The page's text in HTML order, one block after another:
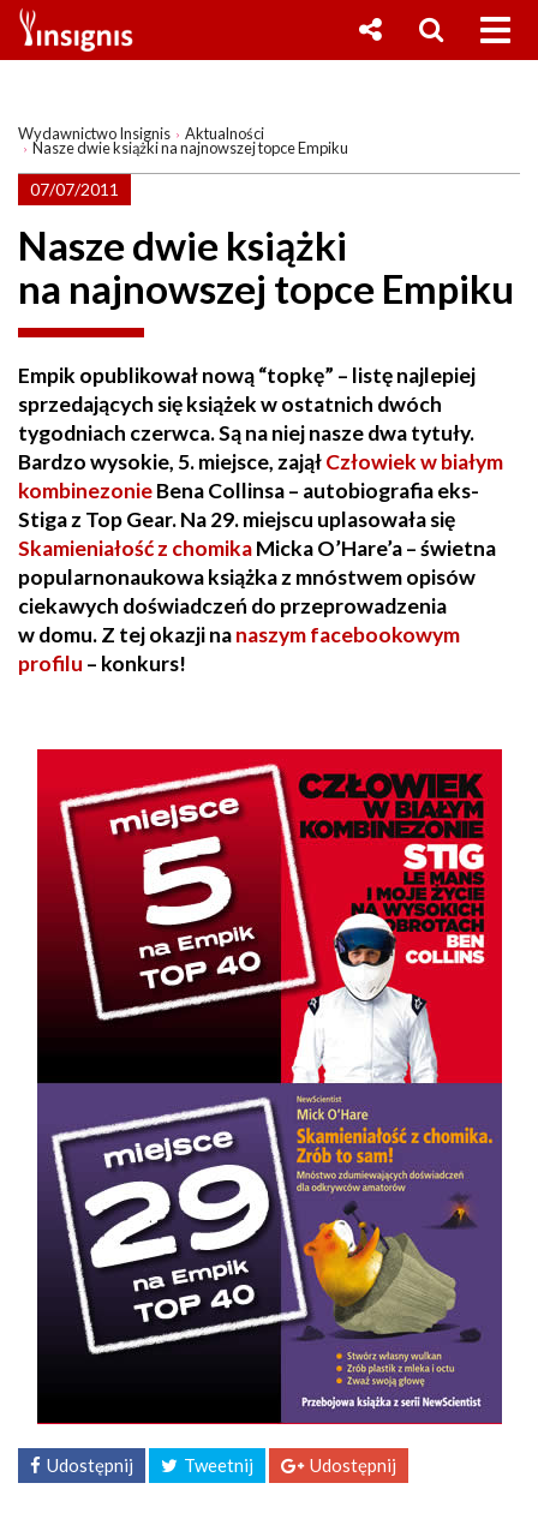
Wydawnictwo Insignis Aktualności
Nasze dwie książki na najnowszej topce Empiku
07/07/2011
Nasze dwie książki
na najnowszej topce Empiku
Empik opublikował nową “topkę” – listę najlepiej
sprzedających się książek w ostatnich dwóch
tygodniach czerwca. Są na niej nasze dwa tytuły.
Bardzo wysokie, 5. miejsce, zająłCzłowiek w białym
kombinezonieBena Collinsa – autobiografia eks-
Stiga z Top Gear. Na 29. miejscu uplasowała się
Skamieniałość z chomikaMicka O’Hare’a – świetna
popularnonaukowa książka z mnóstwem opisów
ciekawych doświadczeń do przeprowadzenia
w domu. Z tej okazji nanaszym facebookowym
profilu – konkurs!
Udostępnij Tweetnij Udostępnij